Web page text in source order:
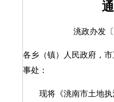
洮政办发
各乡（镇）人民政府，
事处：
现将《洮南市土地执